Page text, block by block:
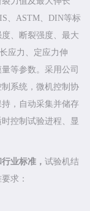
、ASTM、DIN等标
、断裂强度、最大
应力、定应力伸
等参数。 采用公司
系统，微机控制协
，自动采集并储存
控制试验进程、显
业标准， 试验机结
求：